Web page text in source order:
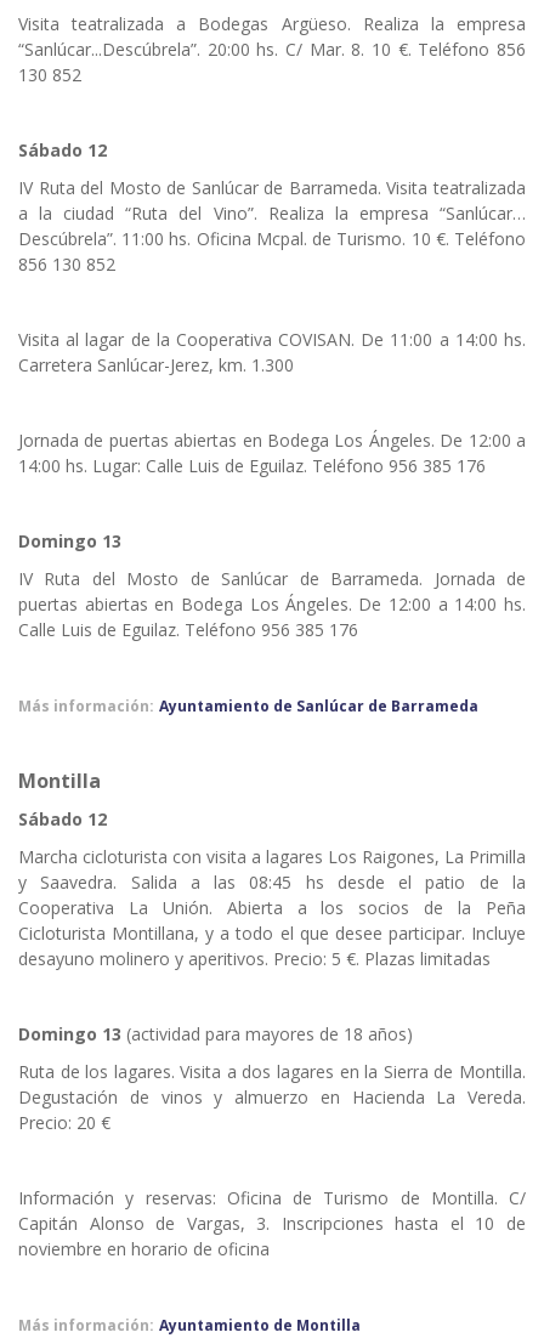
Visita teatralizada a Bodegas Argüeso. Realiza la empresa
“Sanlúcar...Descúbrela”. 20:00 hs. C/ Mar. 8. 10 €. Teléfono 856
130 852
Sábado 12
IV Ruta del Mosto de Sanlúcar de Barrameda. Visita teatralizada
a la ciudad “Ruta del Vino”. Realiza la empresa “Sanlúcar…
Descúbrela”. 11:00 hs. Oficina Mcpal. de Turismo. 10 €. Teléfono
856 130 852
Visita al lagar de la Cooperativa COVISAN. De 11:00 a 14:00 hs.
Carretera Sanlúcar-Jerez, km. 1.300
Jornada de puertas abiertas en Bodega Los Ángeles. De 12:00 a
14:00 hs. Lugar: Calle Luis de Eguilaz. Teléfono 956 385 176
Domingo 13
IV Ruta del Mosto de Sanlúcar de Barrameda. Jornada de
puertas abiertas en Bodega Los Ángeles. De 12:00 a 14:00 hs.
Calle Luis de Eguilaz. Teléfono 956 385 176
Más información: Ayuntamiento de Sanlúcar de Barrameda
Montilla
Sábado 12
Marcha cicloturista con visita a lagares Los Raigones, La Primilla
y Saavedra. Salida a las 08:45 hs desde el patio de la
Cooperativa La Unión. Abierta a los socios de la Peña
Cicloturista Montillana, y a todo el que desee participar. Incluye
desayuno molinero y aperitivos. Precio: 5 €. Plazas limitadas
Domingo 13 (actividad para mayores de 18 años)
Ruta de los lagares. Visita a dos lagares en la Sierra de Montilla.
Degustación de vinos y almuerzo en Hacienda La Vereda.
Precio: 20 €
Información y reservas: Oficina de Turismo de Montilla. C/
Capitán Alonso de Vargas, 3. Inscripciones hasta el 10 de
noviembre en horario de oficina
Más información: Ayuntamiento de Montilla